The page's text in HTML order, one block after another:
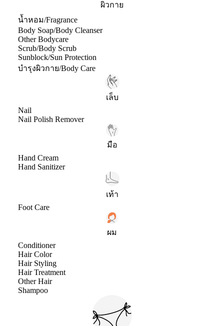
ผิวกาย
น้ำหอม/Fragrance
Body Soap/Body Cleanser
Other Bodycare
Scrub/Body Scrub
Sunblock/Sun Protection
บำรุงผิวกาย/Body Care
เล็บ
Nail
Nail Polish Remover
มือ
Hand Cream
Hand Sanitizer
เท้า
Foot Care
ผม
Conditioner
Hair Color
Hair Styling
Hair Treatment
Other Hair
Shampoo